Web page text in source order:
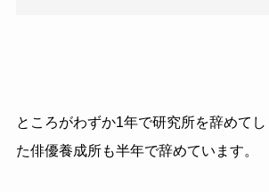
ところがわずか1年で研究所を辞めて
た俳優養成所も半年で辞めています。